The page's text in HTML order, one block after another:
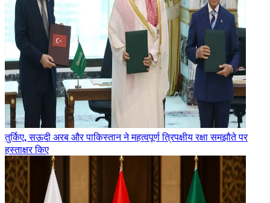
तुर्किए, सऊदी अरब और पाकिस्तान ने महत्वपूर्ण त्रिपक्षीय रक्षा समझौते पर
हस्ताक्षर किए